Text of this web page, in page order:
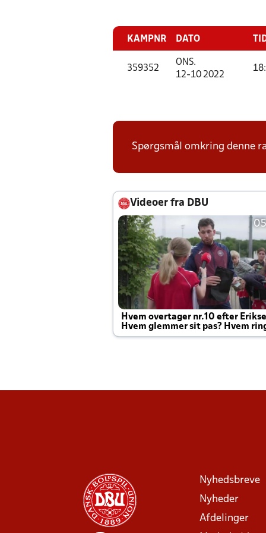
KAMPNR DATO
359352
ONS.
12-10 2022
Spørgsmål omkring denne
Videoer fra DBU
Hvem overtager nr.10 efter
Hvem glemmer sit pas? Hvem
Joachim altid til efter kampe?
Nyhedsbreve
Nyheder
Afdelinger